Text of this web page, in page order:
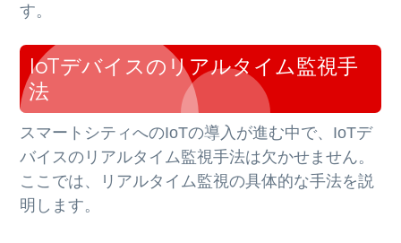
す。
IoTデバイスのリアルタイム監視手
法
スマートシティへのIoTの導入が進む中で、IoTデ
バイスのリアルタイム監視手法は欠かせません。
ここでは、リアルタイム監視の具体的な手法を説
明します。